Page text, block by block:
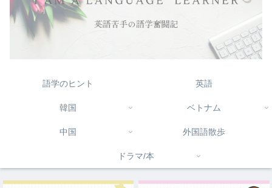
語学のヒント 英語
韓国 ベトナム
中国 外国語散歩
ドラマ/本